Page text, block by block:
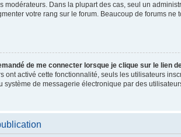
modérateurs. Dans la plupart des cas, seul un
votre rang sur le forum. Beaucoup de forums
de me connecter lorsque je clique sur le lien
ont activé cette fonctionnalité, seuls les utilisateurs
système de messagerie électronique par des